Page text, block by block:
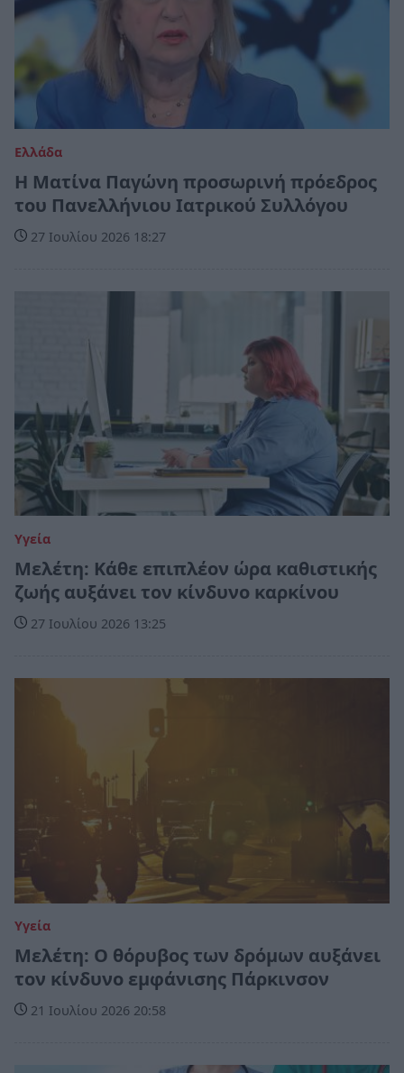
Ελλάδα
Η Ματίνα Παγώνη προσωρινή πρόεδρος
του Πανελλήνιου Ιατρικού Συλλόγου
27 Ιουλίου 2026 18:27
Υγεία
Μελέτη: Κάθε επιπλέον ώρα καθιστικής
ζωής αυξάνει τον κίνδυνο καρκίνου
27 Ιουλίου 2026 13:25
Υγεία
Μελέτη: Ο θόρυβος των δρόμων αυξάνει
τον κίνδυνο εμφάνισης Πάρκινσον
21 Ιουλίου 2026 20:58